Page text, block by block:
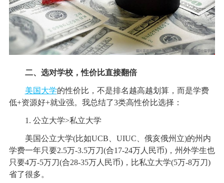
二、选对学校，性价比直接翻倍
美国大学的性价比，不是排名越高越划算，而是学费
低+资源好+就业强。我总结了3类高性价比选择：
1. 公立大学>私立大学
美国公立大学(比如UCB、UIUC、俄亥俄州立)的州内
学费一年只要2.5万-3.5万刀(合17-24万人民币)，州外学生也
只要4万-5万刀(合28-35万人民币)，比私立大学(5万-8万刀)
省了很多。